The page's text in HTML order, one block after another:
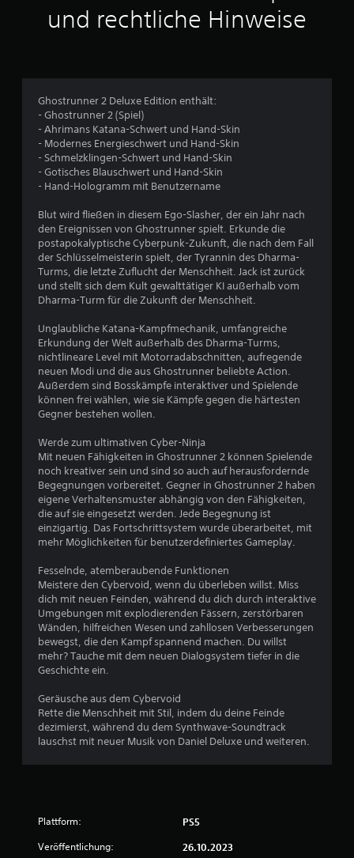
t
e
w
e
u
n
:
3
.
7
v
o
n
S
t
und rechtliche Hinweise
Ghostrunner 2 Deluxe Edition enthält:
- Ghostrunner 2 (Spiel)
- Ahrimans Katana-Schwert und Hand-Skin
- Modernes Energieschwert und Hand-Skin
- Schmelzklingen-Schwert und Hand-Skin
- Gotisches Blauschwert und Hand-Skin
- Hand-Hologramm mit Benutzername
Blut wird fließen in diesem Ego-Slasher, der ein Jahr nach
den Ereignissen von Ghostrunner spielt. Erkunde die
postapokalyptische Cyberpunk-Zukunft, die nach dem Fall
der Schlüsselmeisterin spielt, der Tyrannin des Dharma-
Turms, die letzte Zuflucht der Menschheit. Jack ist zurück
und stellt sich dem Kult gewalttätiger KI außerhalb vom
Dharma-Turm für die Zukunft der Menschheit.
Unglaubliche Katana-Kampfmechanik, umfangreiche
Erkundung der Welt außerhalb des Dharma-Turms,
nichtlineare Level mit Motorradabschnitten, aufregende
neuen Modi und die aus Ghostrunner beliebte Action.
Außerdem sind Bosskämpfe interaktiver und Spielende
können frei wählen, wie sie Kämpfe gegen die härtesten
Gegner bestehen wollen.
Werde zum ultimativen Cyber-Ninja
Mit neuen Fähigkeiten in Ghostrunner 2 können Spielende
noch kreativer sein und sind so auch auf herausfordernde
Begegnungen vorbereitet. Gegner in Ghostrunner 2 haben
eigene Verhaltensmuster abhängig von den Fähigkeiten,
die auf sie eingesetzt werden. Jede Begegnung ist
einzigartig. Das Fortschrittsystem wurde überarbeitet, mit
mehr Möglichkeiten für benutzerdefiniertes Gameplay.
Fesselnde, atemberaubende Funktionen
Meistere den Cybervoid, wenn du überleben willst. Miss
dich mit neuen Feinden, während du dich durch interaktive
Umgebungen mit explodierenden Fässern, zerstörbaren
Wänden, hilfreichen Wesen und zahllosen Verbesserungen
bewegst, die den Kampf spannend machen. Du willst
mehr? Tauche mit dem neuen Dialogsystem tiefer in die
Geschichte ein.
Geräusche aus dem Cybervoid
Rette die Menschheit mit Stil, indem du deine Feinde
dezimierst, während du dem Synthwave-Soundtrack
lauschst mit neuer Musik von Daniel Deluxe und weiteren.
Plattform: PS5
Veröffentlichung: 26.10.2023